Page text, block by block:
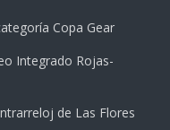
Copa Gear
Integrado Rojas-
de Las Flores